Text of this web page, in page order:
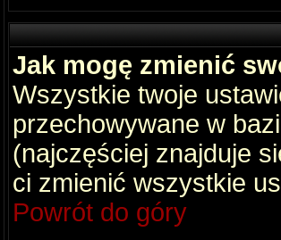
Jak mogę zmienić
Wszystkie twoje
przechowywane w
(najczęściej znajduje
ci zmienić wszystkie
Powrót do góry